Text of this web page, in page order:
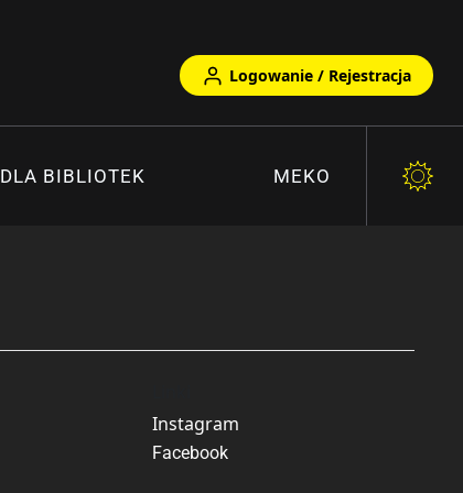
Logowanie / Rejestracja
DLA BIBLIOTEK MEKO
Instagram
Facebook